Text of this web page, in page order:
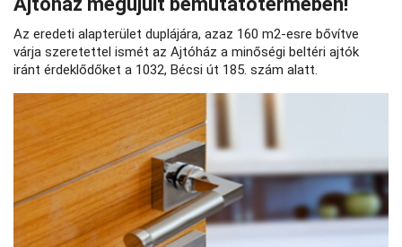
Az eredeti alapterület duplájára, azaz 160 m2-esre bővítve
várja szeretettel ismét az Ajtóház a minőségi beltéri ajtók
iránt érdeklődőket a 1032, Bécsi út 185. szám alatt.